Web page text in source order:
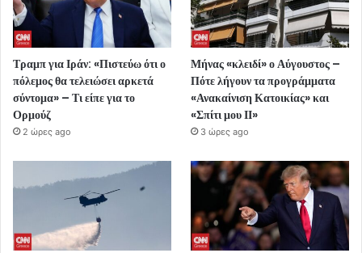
Τραμπ για Ιράν: «Πιστεύω ότι ο
πόλεμος θα τελειώσει αρκετά
σύντομα» – Τι είπε για το
Ορμούζ
2 ώρες ago
Μήνας «κλειδί» ο Αύγουστος –
Πότε λήγουν τα προγράμματα
«Ανακαίνιση Κατοικίας» και
«Σπίτι μου ΙΙ»
3 ώρες ago